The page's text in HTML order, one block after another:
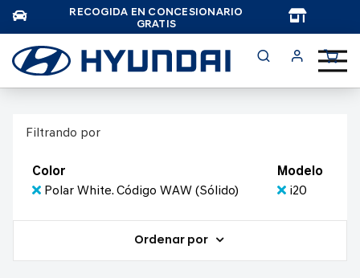
RECOGIDA EN CONCESIONARIO
GRATIS
Filtrando por
Color
Polar White. Código WAW (Sólido)
Modelo
i20
Ordenar por